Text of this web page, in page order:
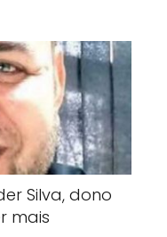
Silva, dono
mais